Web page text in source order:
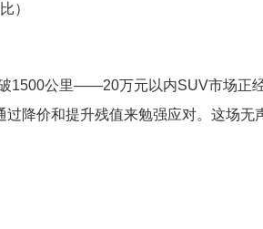
）
1500公里——20万元以内SUV市场正
降价和提升残值来勉强应对。这场无